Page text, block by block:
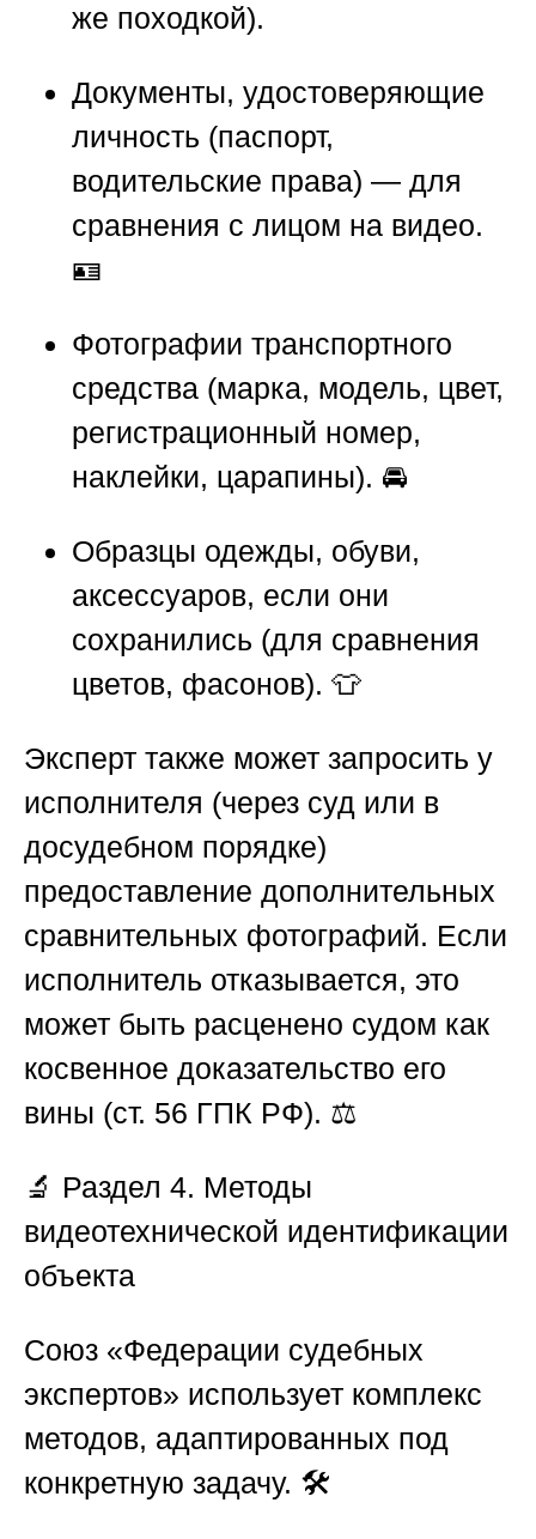
же походкой).
Документы, удостоверяющие
личность (паспорт,
водительские права) — для
сравнения с лицом на видео.
🪪
Фотографии транспортного
средства (марка, модель, цвет,
регистрационный номер,
наклейки, царапины). 🚘
Образцы одежды, обуви,
аксессуаров, если они
сохранились (для сравнения
цветов, фасонов). 👕
Эксперт также может запросить у
исполнителя (через суд или в
досудебном порядке)
предоставление дополнительных
сравнительных фотографий. Если
исполнитель отказывается, это
может быть расценено судом как
косвенное доказательство его
вины (ст. 56 ГПК РФ). ⚖️
🔬 Раздел 4. Методы
видеотехнической идентификации
объекта
Союз «Федерации судебных
экспертов» использует комплекс
методов, адаптированных под
конкретную задачу. 🛠️